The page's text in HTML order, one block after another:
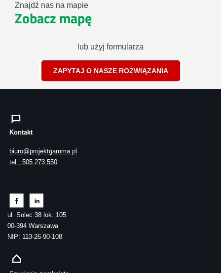
Znajdź nas na mapie
Zobacz mapę
lub użyj formularza
ZAPYTAJ O NASZE ROZWIĄZANIA
Kontakt
biuro@projektgamma.pl
tel.: 505 273 550
ul. Solec 38 lok. 105
00-394 Warszawa
NIP: 113-26-90-108